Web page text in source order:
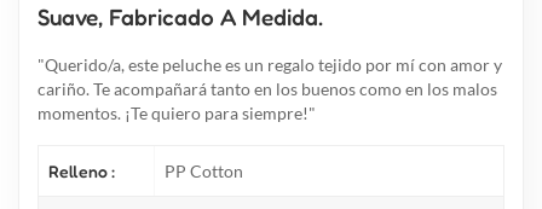
Suave, Fabricado A Medida.
"Querido/a, este peluche es un regalo tejido por mí con amor y
cariño. Te acompañará tanto en los buenos como en los malos
momentos. ¡Te quiero para siempre!"
Relleno : PP Cotton